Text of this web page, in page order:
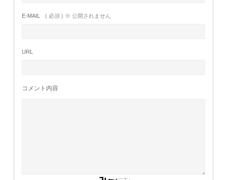
E-MAIL ( 必須 ) ※ 公開されません
URL
コメント内容